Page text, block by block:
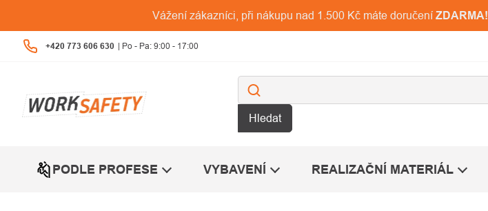
obsah
Vážení zákazníci, při nákupu nad 1.500 Kč máte doručení ZDARMA!
+420 773 606 630
Hledat
PODLE PROFESE VYBAVENÍ REALIZAČNÍ MATERIÁL